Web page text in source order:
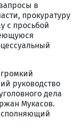
в
прокуратуру
с просьбой
руководство
дела
Мукасов.